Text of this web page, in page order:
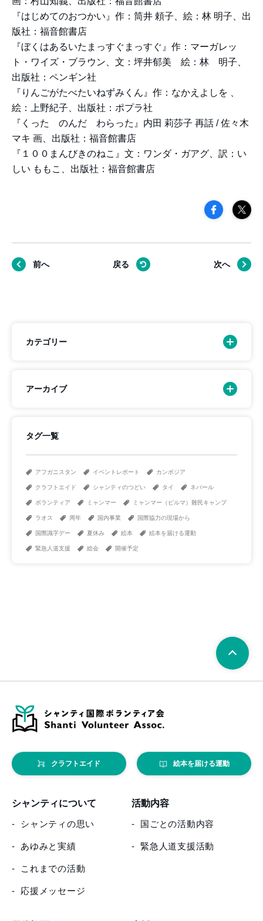
『はじめてのおつかい』作：筒井 頼子、絵：林 明子、出
版社：福音館書店
『ぼくはあるいたまっすぐまっすぐ』作：マーガレッ
ト・ワイズ・ブラウン、文：坪井郁美 絵：林 明子、
出版社：ペンギン社
『りんごがたべたいねずみくん』作：なかえよしを 、
絵：上野紀子、出版社：ポプラ社
『くった のんだ わらった』内田 莉莎子 再話 / 佐々木
マキ 画、出版社：福音館書店
『１００まんびきのねこ』文：ワンダ・ガアグ、訳：い
しい ももこ、出版社：福音館書店
前へ 戻る 次へ
カテゴリー
アーカイブ
タグ一覧
アフガニスタン イベントレポート カンボジア
クラフトエイド シャンティのつどい タイ ネパール
ボランティア ミャンマー ミャンマー（ビルマ）難民キャンプ
ラオス 周年 国内事業 国際協力の現場から
国際識字デー 夏休み 絵本 絵本を届ける運動
緊急人道支援 総会 開催予定
クラフトエイド 絵本を届ける運動
シャンティについて
シャンティの思い
あゆみと実績
これまでの活動
応援メッセージ
活動内容
国ごとの活動内容
緊急人道支援活動